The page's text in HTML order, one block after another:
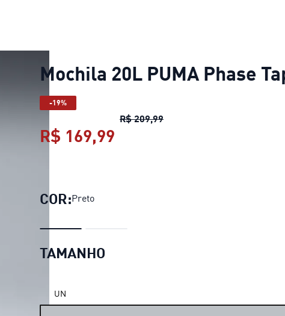
Mochila 20L PUMA Phase
-19%
R$ 209,99Mochila 20L PUMA Phase
R$ 169,99
COR:Preto
TAMANHO
UN